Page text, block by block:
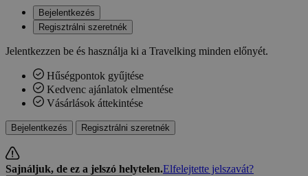
Bejelentkezés
Regisztrálni szeretnék
Jelentkezzen be és használja ki a Travelking minden előnyét.
Hűségpontok gyűjtése
Kedvenc ajánlatok elmentése
Vásárlások áttekintése
Bejelentkezés Regisztrálni szeretnék
Sajnáljuk, de ez a jelszó helytelen.Elfelejtette jelszavát?